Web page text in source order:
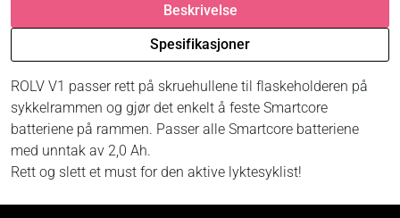
Beskrivelse
Spesifikasjoner
ROLV V1 passer rett på skruehullene til flaskeholderen på
sykkelrammen og gjør det enkelt å feste Smartcore
batteriene på rammen. Passer alle Smartcore batteriene
med unntak av 2,0 Ah.
Rett og slett et must for den aktive lyktesyklist!